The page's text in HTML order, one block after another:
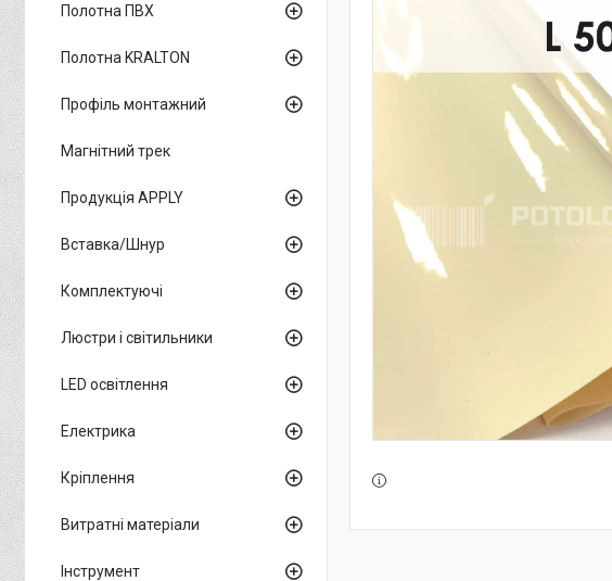
Полотна ПВХ
Полотна KRALTON
Профіль монтажний
Магнітний трек
Продукція APPLY
Вставка/Шнур
Комплектуючі
Люстри і світильники
LED освітлення
Електрика
Кріплення
Витратні матеріали
Інструмент